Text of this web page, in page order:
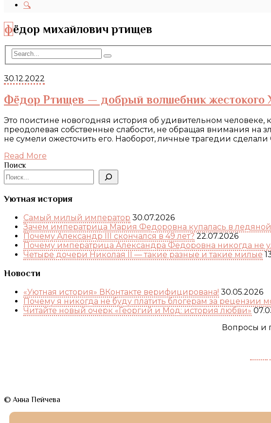
🔍
фёдор михайлович ртищев
30.12.2022
Фёдор Ртищев — добрый волшебник жестокого
Это поистине новогодняя история об удивительном
преодолевая собственные слабости, не обращая внимания на
не сумели ожесточить его. Наоборот, личные трагедии
Read More
Поиск
Уютная история
Самый милый император 30.07.2026
Зачем императрица Мария Федоровна купалась в
Почему Александр III скончался в 49 лет? 22.07.2026
Почему императрица Александра Федоровна никогда не
Четыре дочери Николая II — такие разные и такие милые
Новости
«Уютная история» ВКонтакте верифицирована! 30.05.2026
Почему я никогда не буду платить блогерам за рецензии
Читайте новый очерк «Георгий и Мод: история любви»
Вопросы и
© Анна Пейчева